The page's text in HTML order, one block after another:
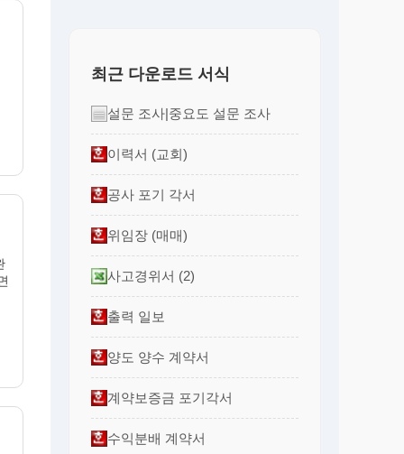
최근 다운로드 서식
설문 조사|중요도 설문 조사
이력서 (교회)
공사 포기 각서
위임장 (매매)
사고경위서 (2)
출력 일보
양도 양수 계약서
계약보증금 포기각서
수익분배 계약서